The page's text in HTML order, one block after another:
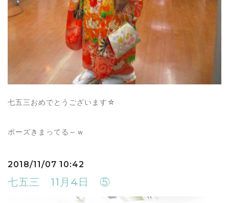
七五三おめでとうございます☆
ポーズきまってる～ｗ
2018/11/07 10:42
七五三 11月4日 ⑤